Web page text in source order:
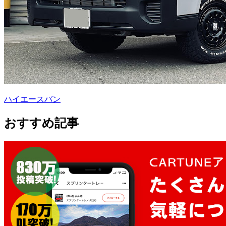
ハイエースバン
おすすめ記事